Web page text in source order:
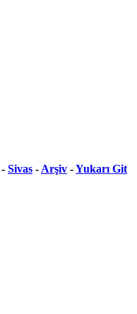
- Sivas - Arşiv -Yukarı Git